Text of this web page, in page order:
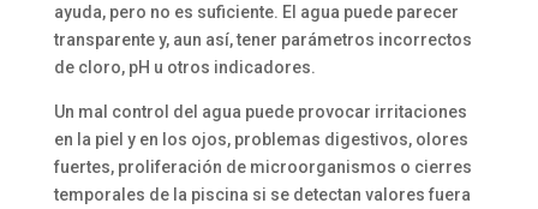
ayuda, pero no es suficiente. El agua puede parecer
transparente y, aun así, tener parámetros incorrectos
de cloro, pH u otros indicadores.
Un mal control del agua puede provocar irritaciones
en la piel y en los ojos, problemas digestivos, olores
fuertes, proliferación de microorganismos o cierres
temporales de la piscina si se detectan valores fuera